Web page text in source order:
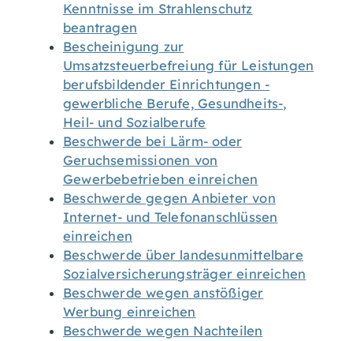
Kenntnisse im Strahlenschutz
beantragen
Bescheinigung zur
Umsatzsteuerbefreiung für Leistungen
berufsbildender Einrichtungen -
gewerbliche Berufe, Gesundheits-,
Heil- und Sozialberufe
Beschwerde bei Lärm- oder
Geruchsemissionen von
Gewerbebetrieben einreichen
Beschwerde gegen Anbieter von
Internet- und Telefonanschlüssen
einreichen
Beschwerde über landesunmittelbare
Sozialversicherungsträger einreichen
Beschwerde wegen anstößiger
Werbung einreichen
Beschwerde wegen Nachteilen